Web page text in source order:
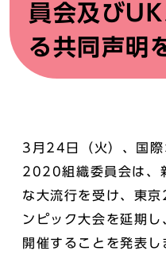
員会及び
る共同声明
3月24日（火）、国際
2020組織委員会は、
な大流行を受け、東
ンピック大会を延期
開催することを発表し